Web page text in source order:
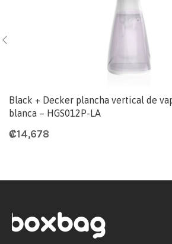
Black + Decker plancha vertical de
blanca – HGS012P-LA
₡14,678